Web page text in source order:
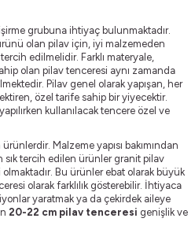
grubuna ihtiyaç bulunmaktadır.
olan pilav için, iyi malzemeden
edilmelidir. Farklı materyale,
olan pilav tenceresi aynı zamanda
Pilav genel olarak yapışan, her
özel tarife sahip bir yiyecektir.
kullanılacak tencere özel ve
Malzeme yapısı bakımından
sık tercih edilen ürünler granit pilav
Bu ürünler ebat olarak büyük
olarak farklılık gösterebilir. İhtiyaca
yaratmak ya da çekirdek aileye
20-22 cm pilav tenceresi genişlik ve